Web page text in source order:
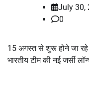
July 30,
0
15 अगस्त से शुरू होने जा रहे
भारतीय टीम की नई जर्सी